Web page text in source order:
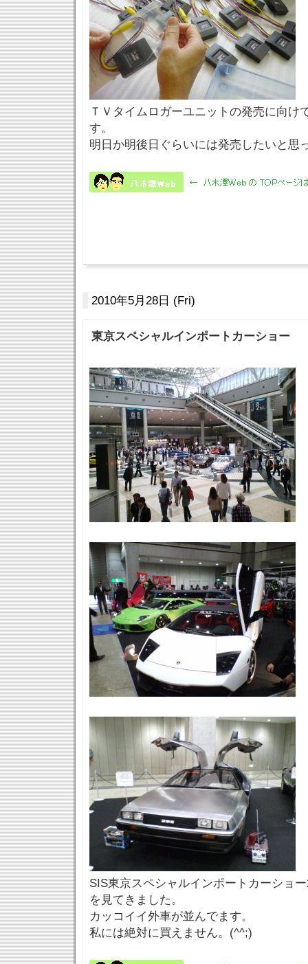
ＴＶタイムロガーユニットの発売に向け
す。
明日か明後日ぐらいには発売したいと思
2010年5月28日 (Fri)
東京スペシャルインポートカーショー
SIS東京スペシャルインポートカーショ
を見てきました。
カッコイイ外車が並んでます。
私には絶対に買えません。(^^;)